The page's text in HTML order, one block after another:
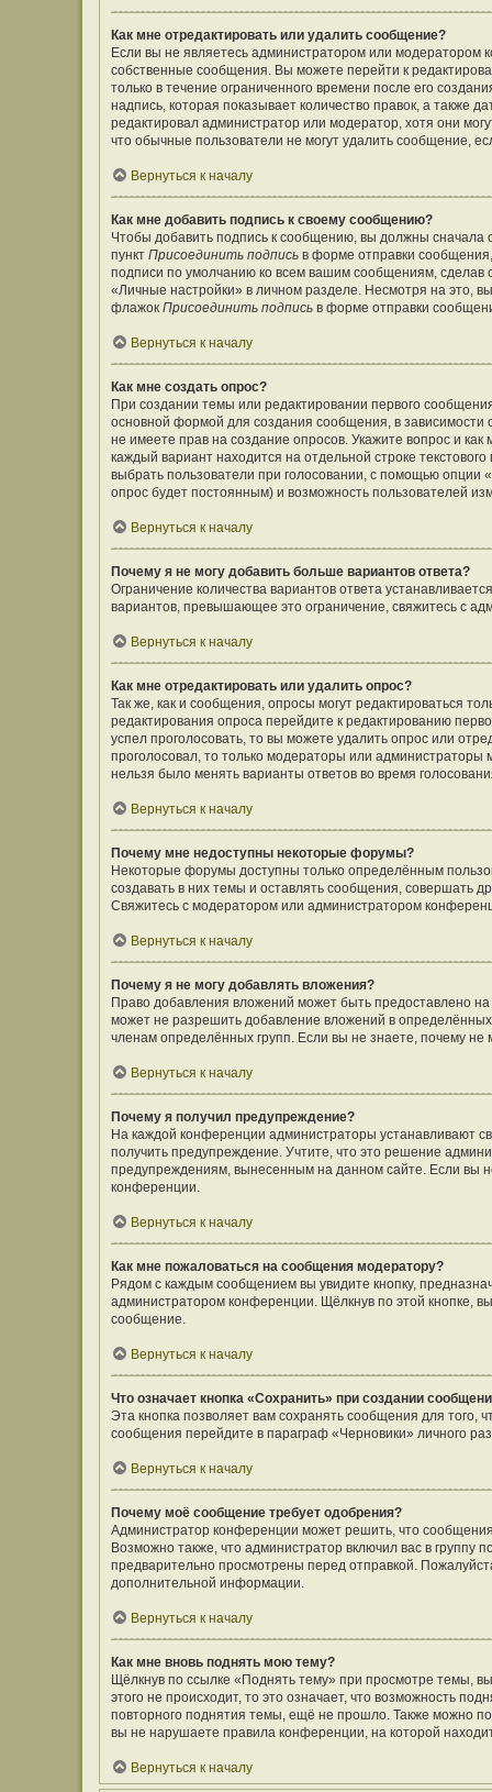
Как мне отредактировать или удалить сообщение?
Если вы не являетесь администратором или модератором
собственные сообщения. Вы можете перейти к
только в течение ограниченного времени после его
надпись, которая показывает количество правок, а также
редактировал администратор или модератор, хотя они
что обычные пользователи не могут удалить сообщение,
Вернуться к началу
Как мне добавить подпись к своему сообщению?
Чтобы добавить подпись к сообщению, вы должны сначала
пункт Присоединить подпись в форме отправки
подписи по умолчанию ко всем вашим сообщениям,
«Личные настройки» в личном разделе. Несмотря на это,
флажок Присоединить подпись в форме отправки
Вернуться к началу
Как мне создать опрос?
При создании темы или редактировании первого
основной формой для создания сообщения, в зависимости
не имеете прав на создание опросов. Укажите вопрос и
каждый вариант находится на отдельной строке
выбрать пользователи при голосовании, с помощью опции
опрос будет постоянным) и возможность пользователей
Вернуться к началу
Почему я не могу добавить больше вариантов ответа?
Ограничение количества вариантов ответа
вариантов, превышающее это ограничение, свяжитесь с
Вернуться к началу
Как мне отредактировать или удалить опрос?
Так же, как и сообщения, опросы могут редактироваться
редактирования опроса перейдите к редактированию
успел проголосовать, то вы можете удалить опрос или
проголосовал, то только модераторы или администраторы
нельзя было менять варианты ответов во время
Вернуться к началу
Почему мне недоступны некоторые форумы?
Некоторые форумы доступны только определённым
создавать в них темы и оставлять сообщения, совершать
Свяжитесь с модератором или администратором
Вернуться к началу
Почему я не могу добавлять вложения?
Право добавления вложений может быть предоставлено
может не разрешить добавление вложений в
членам определённых групп. Если вы не знаете, почему
Вернуться к началу
Почему я получил предупреждение?
На каждой конференции администраторы устанавливают
получить предупреждение. Учтите, что это решение
предупреждениям, вынесенным на данном сайте. Если вы
конференции.
Вернуться к началу
Как мне пожаловаться на сообщения модератору?
Рядом с каждым сообщением вы увидите кнопку,
администратором конференции. Щёлкнув по этой кнопке,
сообщение.
Вернуться к началу
Что означает кнопка «Сохранить» при создании
Эта кнопка позволяет вам сохранять сообщения для того,
сообщения перейдите в параграф «Черновики» личного
Вернуться к началу
Почему моё сообщение требует одобрения?
Администратор конференции может решить, что
Возможно также, что администратор включил вас в
предварительно просмотрены перед отправкой.
дополнительной информации.
Вернуться к началу
Как мне вновь поднять мою тему?
Щёлкнув по ссылке «Поднять тему» при просмотре темы,
этого не происходит, то это означает, что возможность
повторного поднятия темы, ещё не прошло. Также можно
вы не нарушаете правила конференции, на которой
Вернуться к началу